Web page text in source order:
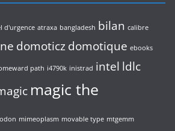
d'urgence atraxa bangladesh bilan calibre
domoticzdomotique ebooks
path i4790k inistrad intel ldlc
magic the
mimeoplasm movable type mtgemm